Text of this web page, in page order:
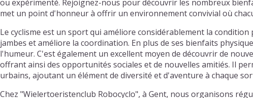
ou expérimenté. Rejoignez-nous pour découvrir les nombreux
met un point d'honneur à offrir un environnement convivial où
Le cyclisme est un sport qui améliore considérablement la
jambes et améliore la coordination. En plus de ses bienfaits
l'humeur. C'est également un excellent moyen de découvrir de
offrant ainsi des opportunités sociales et de nouvelles amitiés. Il
urbains, ajoutant un élément de diversité et d'aventure à chaque
Chez "Wielertoeristenclub Robocyclo", à Gent, nous organisons